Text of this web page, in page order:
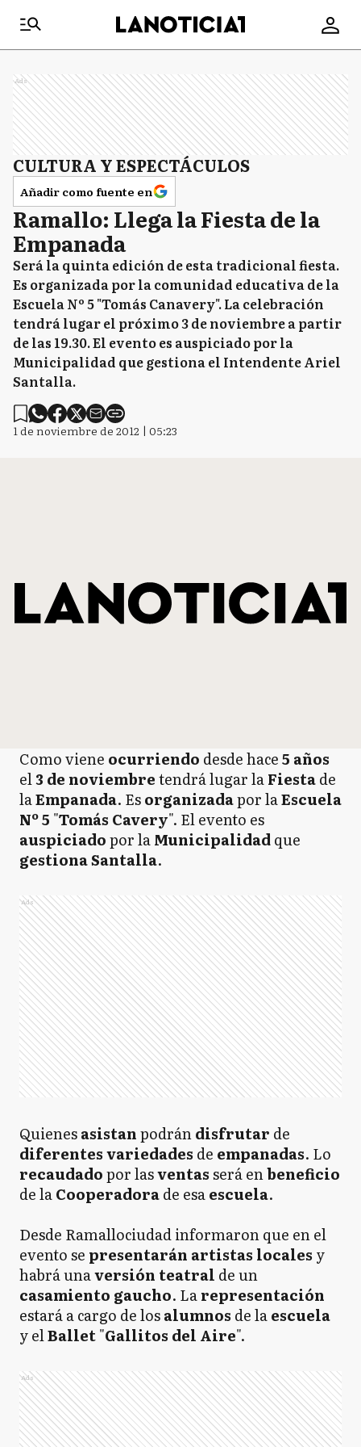
Ads
CULTURA Y ESPECTÁCULOS
Añadir como fuente en
Ramallo: Llega la Fiesta de la
Empanada
Será la quinta edición de esta tradicional fiesta.
Es organizada por la comunidad educativa de la
Escuela Nº 5 "Tomás Canavery". La celebración
tendrá lugar el próximo 3 de noviembre a partir
de las 19.30. El evento es auspiciado por la
Municipalidad que gestiona el Intendente Ariel
Santalla.
1 de noviembre de 2012 | 05:23
Como viene ocurriendo desde hace5 años
el3 de noviembretendrá lugar laFiestade
laEmpanada. Esorganizadapor laEscuela
Nº 5 "Tomás Cavery". El evento es
auspiciadopor laMunicipalidadque
gestiona Santalla.
Ads
Quienesasistanpodrándisfrutar de
diferentesvariedades de empanadas. Lo
recaudadopor lasventasserá enbeneficio
de laCooperadorade esaescuela.
Desde Ramallociudad informaron que en el
evento se presentarán artistas locales y
habrá unaversión teatral de un
casamiento gaucho. Larepresentación
estará a cargo de losalumnos de laescuela
y elBallet"Gallitos del Aire".
Ads